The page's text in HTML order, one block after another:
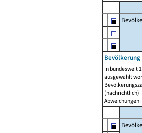
In bundesweit
ausgewählt
Abweichungen